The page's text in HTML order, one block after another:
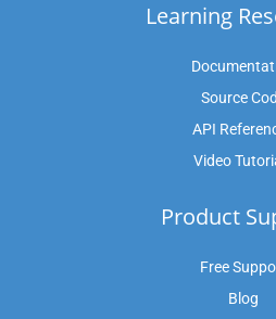
Learning
Source
API
Video
Product
Free
Blog